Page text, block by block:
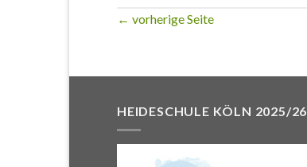
← vorherige Seite
HEIDESCHULE KÖLN 2025/26